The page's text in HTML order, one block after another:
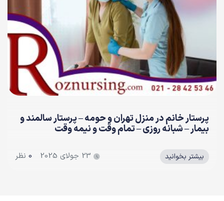
مراقب بیمار در منزل | خدمات پزشکی و پرستاری رز